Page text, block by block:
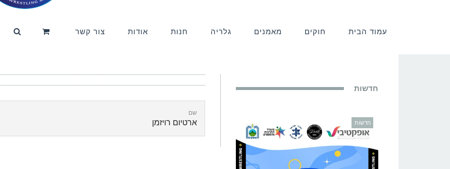
עמוד הבית חוקים מאמנים גלריה חנות אודות צור קשר
שם
ארטיום רויזמן
חדשות
חדשות